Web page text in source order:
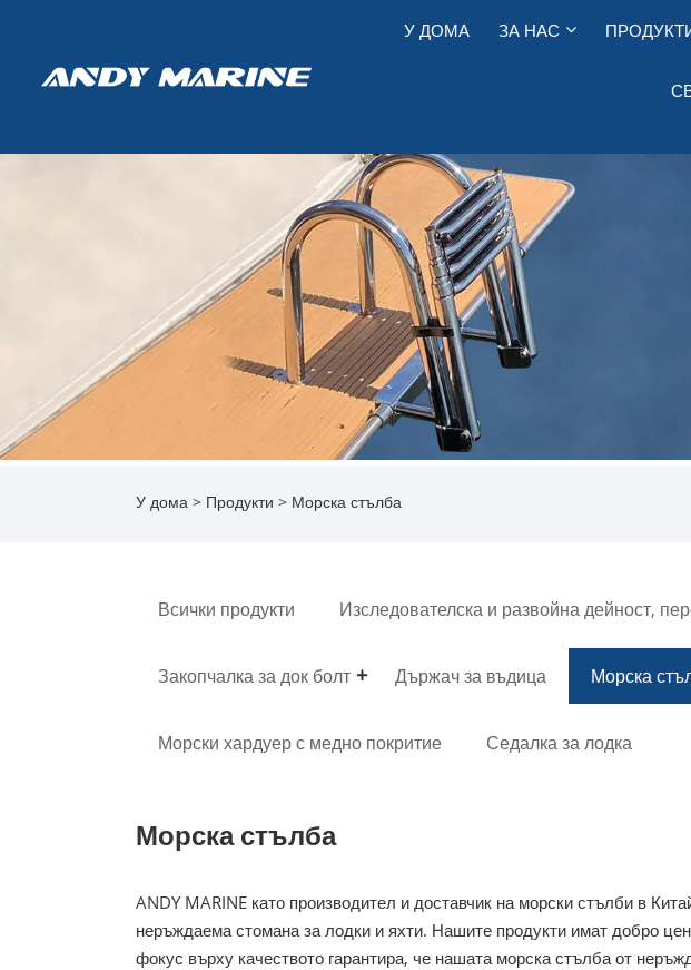
У ДОМА ЗА НАС
У дома > Продукти > Морска стълба
Всички продукти Изследователска и развойна дейност,
Закопчалка за док болт Държач за въдица Морска
Морски хардуер с медно покритие Седалка за лодка
Морска стълба
ANDY MARINE като производител и доставчик на морски стълби в
неръждаема стомана за лодки и яхти. Нашите продукти имат добро
фокус върху качеството гарантира, че нашата морска стълба от